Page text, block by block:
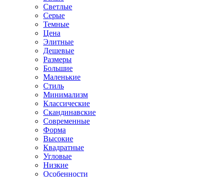
Светлые
Серые
Темные
Цена
Элитные
Дешевые
Размеры
Большие
Маленькие
Стиль
Минимализм
Классические
Скандинавские
Современные
Форма
Высокие
Квадратные
Угловые
Низкие
Особенности